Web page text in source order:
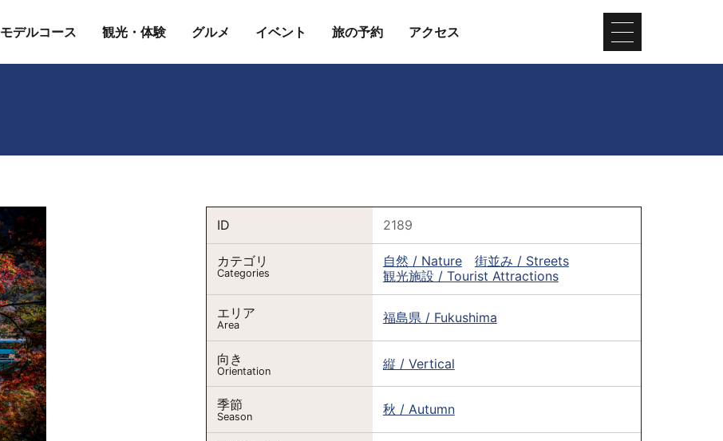
モデルコース 観光・体験 グルメ イベント 旅の予約 アクセス
ID 2189
カテゴリ
Categories
自然 / Nature
街並み / Streets
観光施設 / Tourist Attractions
エリア
Area 福島県 / Fukushima
向き
Orientation 縦 / Vertical
季節
Season 秋 / Autumn